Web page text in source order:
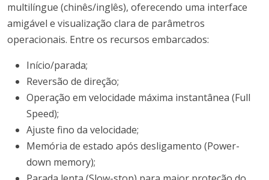
multilíngue (chinês/inglês), oferecendo uma interface
amigável e visualização clara de parâmetros
operacionais. Entre os recursos embarcados:
Início/parada;
Reversão de direção;
Operação em velocidade máxima instantânea (Full
Speed);
Ajuste fino da velocidade;
Memória de estado após desligamento (Power-
down memory);